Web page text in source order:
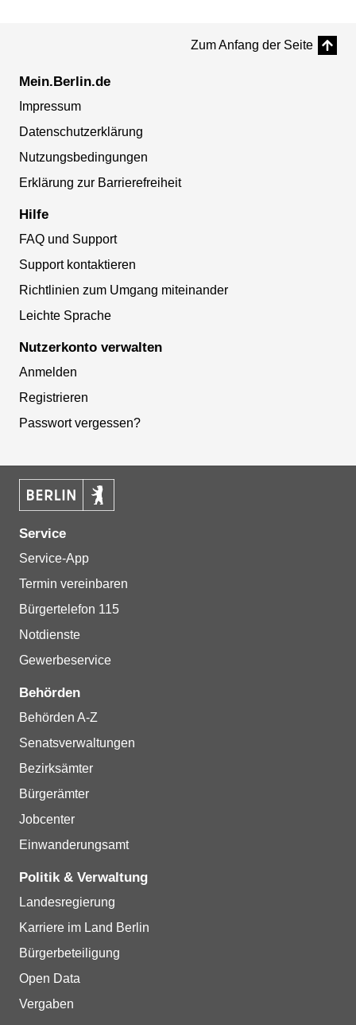
Zum Anfang der Seite
Mein.Berlin.de
Impressum
Datenschutzerklärung
Nutzungsbedingungen
Erklärung zur Barrierefreiheit
Hilfe
FAQ und Support
Support kontaktieren
Richtlinien zum Umgang miteinander
Leichte Sprache
Nutzerkonto verwalten
Anmelden
Registrieren
Passwort vergessen?
Service
Service-App
Termin vereinbaren
Bürgertelefon 115
Notdienste
Gewerbeservice
Behörden
Behörden A-Z
Senatsverwaltungen
Bezirksämter
Bürgerämter
Jobcenter
Einwanderungsamt
Politik & Verwaltung
Landesregierung
Karriere im Land Berlin
Bürgerbeteiligung
Open Data
Vergaben